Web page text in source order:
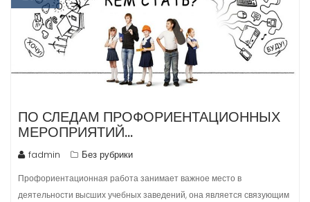
ПО СЛЕДАМ ПРОФОРИЕНТАЦИОННЫХ
МЕРОПРИЯТИЙ…
fadmin Без рубрики
Профориентационная работа занимает важное место в
деятельности высших учебных заведений, она является связующим